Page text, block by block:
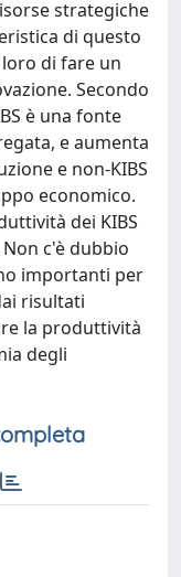
strategiche
di questo
di fare un
Secondo
è una fonte
e aumenta
e non-KIBS
economico.
dei KIBS
c'è dubbio
importanti per
risultati
la produttività
degli